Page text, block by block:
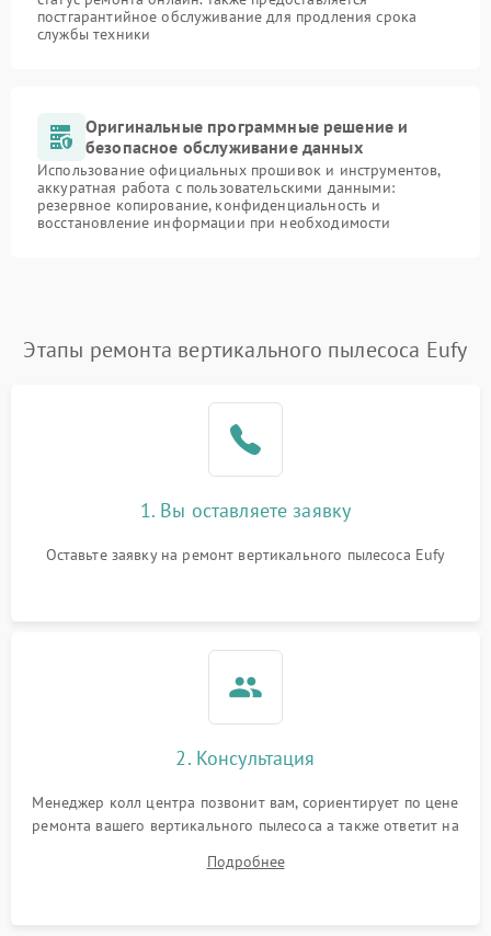
постгарантийное обслуживание для продления срока
службы техники
Оригинальные программные решение и
безопасное обслуживание данных
Использование официальных прошивок и инструментов,
аккуратная работа с пользовательскими данными:
резервное копирование, конфиденциальность и
восстановление информации при необходимости
Этапы ремонта вертикального пылесоса Eufy
1. Вы оставляете заявку
Оставьте заявку на ремонт вертикального пылесоса Eufy
2. Консультация
Менеджер колл центра позвонит вам, сориентирует по цене
ремонта вашего вертикального пылесоса а также ответит на
Подробнее